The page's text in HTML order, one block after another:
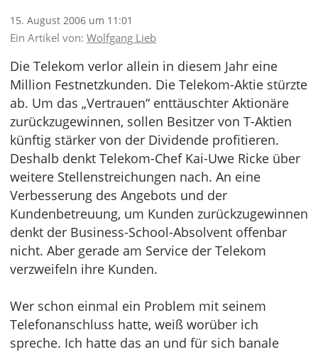
15. August 2006 um 11:01
Ein Artikel von: Wolfgang Lieb
Die Telekom verlor allein in diesem Jahr eine
Million Festnetzkunden. Die Telekom-Aktie stürzte
ab. Um das „Vertrauen“ enttäuschter Aktionäre
zurückzugewinnen, sollen Besitzer von T-Aktien
künftig stärker von der Dividende profitieren.
Deshalb denkt Telekom-Chef Kai-Uwe Ricke über
weitere Stellenstreichungen nach. An eine
Verbesserung des Angebots und der
Kundenbetreuung, um Kunden zurückzugewinnen
denkt der Business-School-Absolvent offenbar
nicht. Aber gerade am Service der Telekom
verzweifeln ihre Kunden.
Wer schon einmal ein Problem mit seinem
Telefonanschluss hatte, weiß worüber ich
spreche. Ich hatte das an und für sich banale